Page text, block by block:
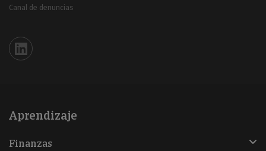
Canal de denuncias
Iberinform en Linkedin
Aprendizaje
Finanzas